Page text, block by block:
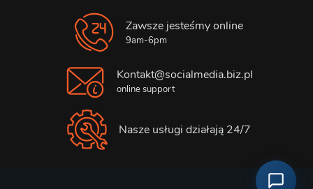
Asystent SocialMedia
Online — odpowiada natychmiast
Zawsze jesteśmy online
9am-6pm
Kontakt@socialmedia.biz.pl
online support
Nasze usługi działają 24/7